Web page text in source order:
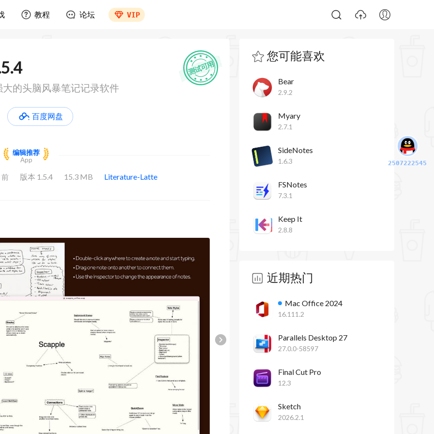
教程 论坛 VIP
大的头脑风暴笔记记录软件
百度网盘
编辑推荐
App
版本 1.5.4 15.3 MB Literature-Latte
您可能喜欢
Bear
2.9.2
Myary
2.7.1
SideNotes
1.6.3
FSNotes
7.3.1
Keep It
2.8.8
近期热门
Mac Office 2024
16.111.2
Parallels Desktop 27
27.0.0-58597
Final Cut Pro
12.3
Sketch
2026.2.1
2507222545